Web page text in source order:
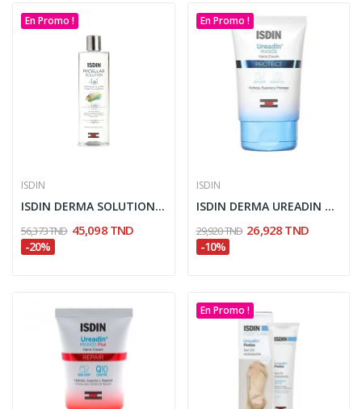
En Promo !
ISDIN
ISDIN DERMA SOLUTION MICELLAIRE HYDRATANTE 4EN1...
56,373 TND 45,098 TND
-20%
En Promo !
ISDIN
ISDIN DERMA UREADIN CREME MAINS PROTECTRICE 50ML
29,920 TND 26,928 TND
-10%
En Promo !